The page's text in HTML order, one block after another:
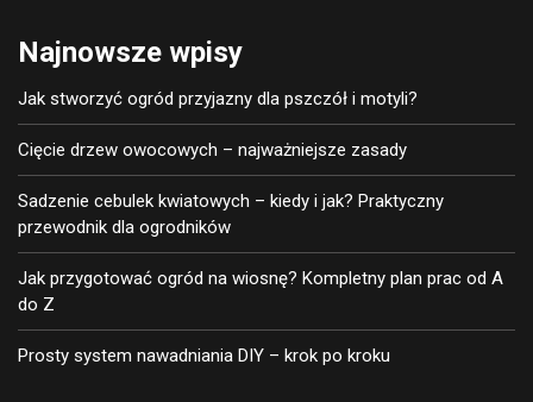
Najnowsze wpisy
Jak stworzyć ogród przyjazny dla pszczół i motyli?
Cięcie drzew owocowych – najważniejsze zasady
Sadzenie cebulek kwiatowych – kiedy i jak? Praktyczny
przewodnik dla ogrodników
Jak przygotować ogród na wiosnę? Kompletny plan prac od A
do Z
Prosty system nawadniania DIY – krok po kroku